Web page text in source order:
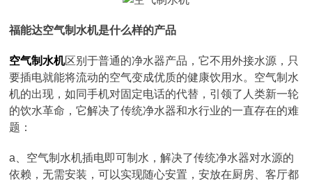
福能达空气制水机是什么样的产品
空气制水机区别于普通的净水器产品，它不用外接水源，只
要插电就能将流动的空气变成优质的健康饮用水。空气制水
机的出现，如同手机对固定电话的代替，引领了人类新一轮
的饮水革命，它解决了传统净水器和水行业的一直存在的难
题：
a、空气制水机插电即可制水，解决了传统净水器对水源的
依赖，无需安装，可以实现随心安置，安放在厨房、客厅都